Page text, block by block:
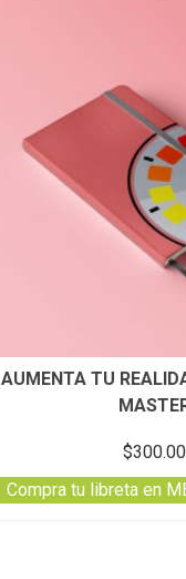
AUMENTA TU
$300.00
Compra tu libreta en